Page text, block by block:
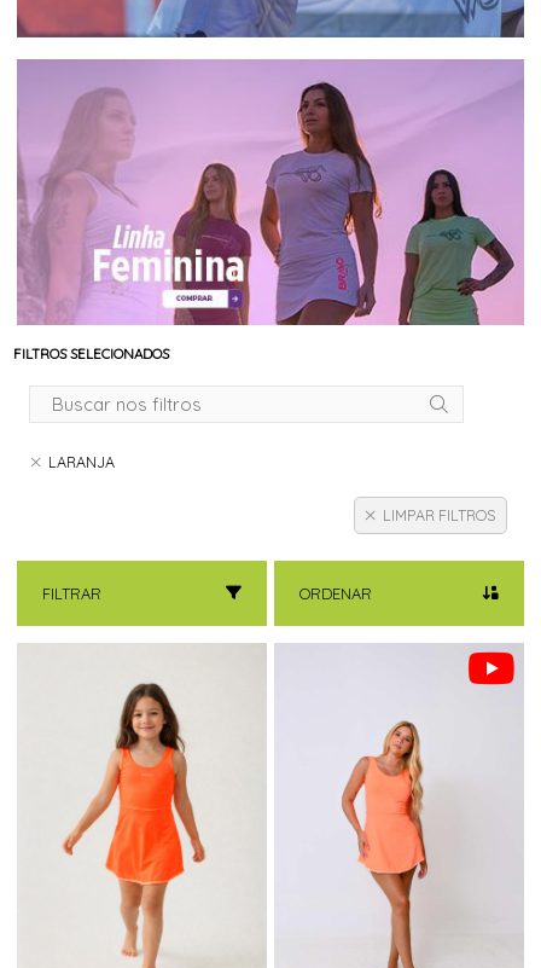
FILTROS SELECIONADOS
LARANJA
LIMPAR FILTROS
FILTRAR ORDENAR